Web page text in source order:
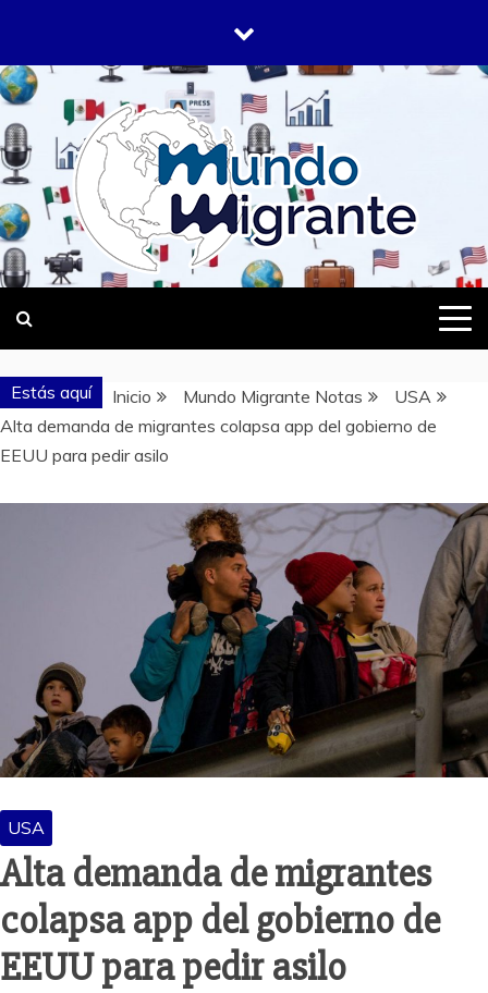
contenido
MUNDO
MIGRANTE
DONDE TODOS SOMOS MIGRANTES
Estás aquí Inicio Mundo Migrante Notas
USA
Alta demanda de migrantes colapsa app del gobierno de
EEUU para pedir asilo
USA
Alta demanda de migrantes
colapsa app del gobierno de
EEUU para pedir asilo